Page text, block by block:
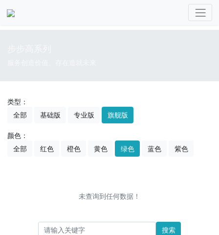
类型：
全部
基础版 专业版 旗舰版
颜色：
全部
红色 橙色 黄色 绿色 蓝色 紫色
未查询到任何数据！
搜索